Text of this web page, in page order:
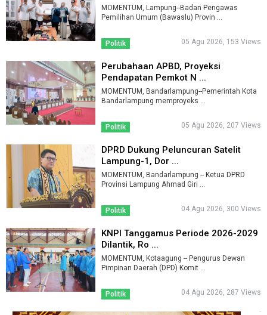
MOMENTUM, Lampung--Badan Pengawas
Pemilihan Umum (Bawaslu) Provin ...
Politik 05 Agu 2026, 153 Views
Perubahaan APBD, Proyeksi
Pendapatan Pemkot N ...
MOMENTUM, Bandarlampung--Pemerintah Kota
Bandarlampung memproyeks ...
Politik 05 Agu 2026, 207 Views
DPRD Dukung Peluncuran Satelit
Lampung-1, Dor ...
MOMENTUM, Bandarlampung -- Ketua DPRD
Provinsi Lampung Ahmad Giri ...
Politik 04 Agu 2026, 300 Views
KNPI Tanggamus Periode 2026-2029
Dilantik, Ro ...
MOMENTUM, Kotaagung -- Pengurus Dewan
Pimpinan Daerah (DPD) Komit ...
Politik 04 Agu 2026, 287 Views